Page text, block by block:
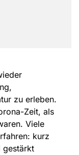
zu erleben.
Zeit, als
Viele
kurz
gestärkt